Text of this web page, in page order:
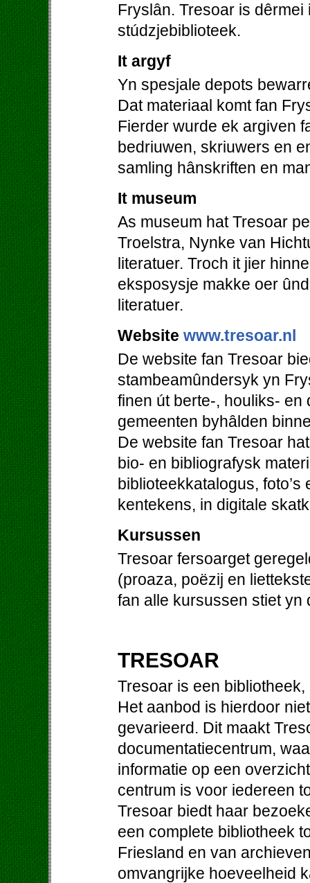
Fryslân. Tresoar is
stúdzjebiblioteek.
It argyf
Yn spesjale depots
Dat materiaal komt fan
Fierder wurde ek argiven
bedriuwen, skriuwers en
samling hânskriften en
It museum
As museum hat Tresoar
Troelstra, Nynke van
literatuer. Troch it jier
eksposysje makke oer
literatuer.
Website www.tresoar.nl
De website fan Tresoar
stambeamûndersyk yn
finen út berte-, houliks- en
gemeenten byhâlden
De website fan Tresoar
bio- en bibliografysk
biblioteekkatalogus,
kentekens, in digitale
Kursussen
Tresoar fersoarget
(proaza, poëzij en
fan alle kursussen stiet yn
TRESOAR
Tresoar is een
Het aanbod is hierdoor
gevarieerd. Dit maakt
documentatiecentrum,
informatie op een
centrum is voor iedereen
Tresoar biedt haar
een complete bibliotheek
Friesland en van
omvangrijke hoeveelheid